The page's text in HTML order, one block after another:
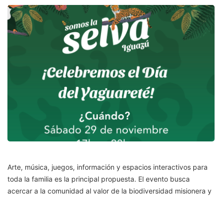
Arte, música, juegos, información y espacios interactivos para
toda la familia es la principal propuesta. El evento busca
acercar a la comunidad al valor de la biodiversidad misionera y